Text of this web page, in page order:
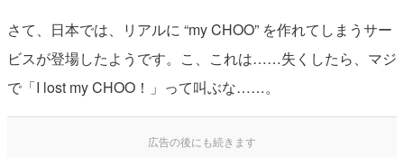
さて、日本では、リアルに “my CHOO” を作れてしまうサー
ビスが登場したようです。こ、これは……失くしたら、マジ
で「I lost my CHOO！」って叫ぶな……。